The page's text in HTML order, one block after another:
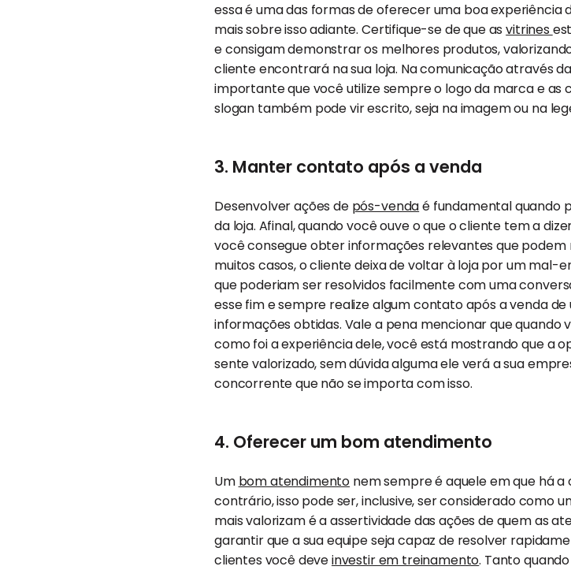
essa é uma das formas de oferecer uma boa experiência
mais sobre isso adiante. Certifique-se de que asvitrines
e consigam demonstrar os melhores produtos,
cliente encontrará na sua loja. Na comunicação através
importante que você utilize sempre o logo da marca e as
slogan também pode vir escrito, seja na imagem ou na
3. Manter contato após a venda
Desenvolver ações de pós-vendaé fundamental quando
da loja. Afinal, quando você ouve o que o cliente tem a
você consegue obter informações relevantes que podem
muitos casos, o cliente deixa de voltar à loja por um mal-
que poderiam ser resolvidos facilmente com uma
esse fim e sempre realize algum contato após a venda
informações obtidas. Vale a pena mencionar que
como foi a experiência dele, você está mostrando que a
sente valorizado, sem dúvida alguma ele verá a sua
concorrente que não se importa com isso.
4. Oferecer um bom atendimento
Um bom atendimento nem sempre é aquele em que há
contrário, isso pode ser, inclusive, ser considerado como
mais valorizam é a assertividade das ações de quem as
garantir que a sua equipe seja capaz de resolver
clientes você deveinvestir em treinamento. Tanto